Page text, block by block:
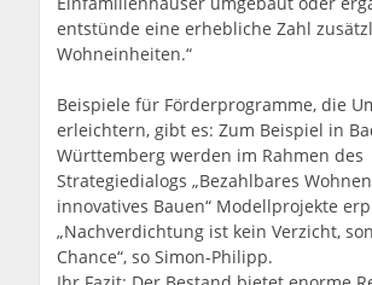
entstünde eine erhebliche Zahl
Wohneinheiten.“
Beispiele für Förderprogramme, die
erleichtern, gibt es: Zum Beispiel in
Württemberg werden im Rahmen des
Strategiedialogs „Bezahlbares
innovatives Bauen“ Modellprojekte
„Nachverdichtung ist kein Verzicht,
Chance“, so Simon-Philipp.